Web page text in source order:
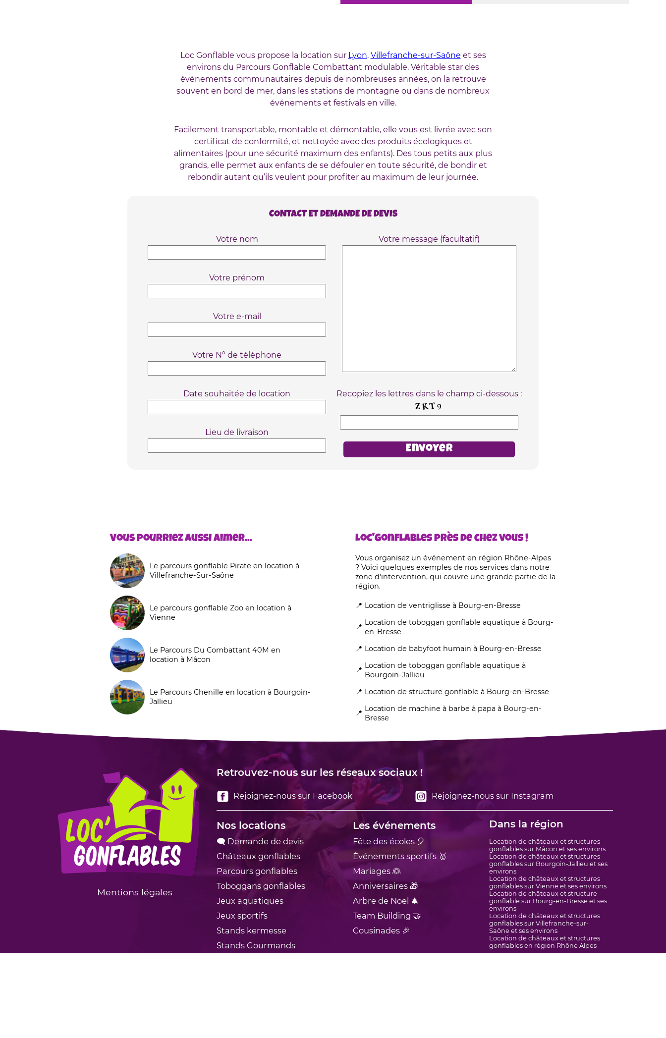
Loc Gonflable vous propose la location sur Lyon, Villefranche-sur-Saône et ses
environs du Parcours Gonflable Combattant modulable. Véritable star des
évènements communautaires depuis de nombreuses années, on la retrouve
souvent en bord de mer, dans les stations de montagne ou dans de nombreux
événements et festivals en ville.
Facilement transportable, montable et démontable, elle vous est livrée avec son
certificat de conformité, et nettoyée avec des produits écologiques et
alimentaires (pour une sécurité maximum des enfants). Des tous petits aux plus
grands, elle permet aux enfants de se défouler en toute sécurité, de bondir et
rebondir autant qu’ils veulent pour profiter au maximum de leur journée.
CONTACT ET DEMANDE DE DEVIS
Votre nom
Votre prénom
Votre e-mail
Votre N° de téléphone
Date souhaitée de location
Lieu de livraison
Votre message (facultatif)
Recopiez les lettres dans le champ ci-dessous :
Vous pourriez aussi aimer...
Le parcours gonflable Pirate en location à
Villefranche-Sur-Saône
Le parcours gonflable Zoo en location à
Vienne
Le Parcours Du Combattant 40M en
location à Mâcon
Le Parcours Chenille en location à Bourgoin-
Jallieu
Loc'Gonflables près de chez vous !
Vous organisez un événement en région Rhône-Alpes
? Voici quelques exemples de nos services dans notre
zone d'intervention, qui couvre une grande partie de la
région.
Location de ventriglisse à Bourg-en-Bresse
Location de toboggan gonflable aquatique à Bourg-
en-Bresse
Location de babyfoot humain à Bourg-en-Bresse
Location de toboggan gonflable aquatique à
Bourgoin-Jallieu
Location de structure gonflable à Bourg-en-Bresse
Location de machine à barbe à papa à Bourg-en-
Bresse
Mentions légales
Retrouvez-nous sur les réseaux sociaux !
Rejoignez-nous sur Facebook Rejoignez-nous sur Instagram
Nos locations
🗨 Demande de devis
Châteaux gonflables
Parcours gonflables
Toboggans gonflables
Jeux aquatiques
Jeux sportifs
Stands kermesse
Stands Gourmands
Les événements
Fête des écoles 🎈
Événements sportifs 🥇
Mariages 👰
Anniversaires 🎁
Arbre de Noël 🎄
Team Building 🤝
Cousinades 🎉
Dans la région
Location de châteaux et structures
gonflables sur Mâcon et ses environs
Location de châteaux et structures
gonflables sur Bourgoin-Jallieu et ses
environs
Location de châteaux et structures
gonflables sur Vienne et ses environs
Location de châteaux et structure
gonflable sur Bourg-en-Bresse et ses
environs
Location de châteaux et structures
gonflables sur Villefranche-sur-
Saône et ses environs
Location de châteaux et structures
gonflables en région Rhône Alpes